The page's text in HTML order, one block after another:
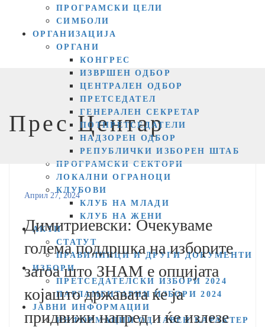
ПРОГРАМСКИ ЦЕЛИ
СИМБОЛИ
ОРГАНИЗАЦИЈА
ОРГАНИ
КОНГРЕС
ИЗВРШЕН ОДБОР
ЦЕНТРАЛЕН ОДБОР
ПРЕТСЕДАТЕЛ
ГЕНЕРАЛЕН СЕКРЕТАР
ПОТПРЕТСЕДАТЕЛИ
НАДЗОРЕН ОДБОР
РЕПУБЛИЧКИ ИЗБОРЕН ШТАБ
ПРОГРАМСКИ СЕКТОРИ
ЛОКАЛНИ ОГРАНОЦИ
КЛУБОВИ
КЛУБ НА МЛАДИ
КЛУБ НА ЖЕНИ
АКТИ
СТАТУТ
ПРАВИЛНИЦИ И ДРУГИ ДОКУМЕНТИ
ИЗБОРИ
ПРЕТСЕДАТЕЛСКИ ИЗБОРИ 2024
ПАРЛАМЕНТАРНИ ИЗБОРИ 2024
ЈАВНИ ИНФОРМАЦИИ
ИНФОРМАЦИИ ОД ЈАВЕН КАРАКТЕР
Прес Центар
Април 27, 2024
Димитриевски: Очекуваме
голема поддршка на изборите
затоа што ЗНАМ е опцијата
којашто државата ќе ја
придвижи напред и ќе излезе